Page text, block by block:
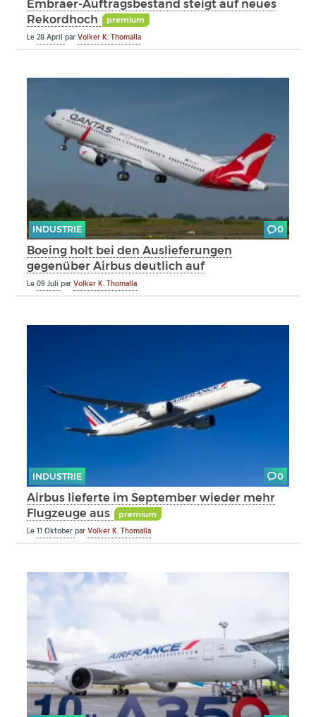
Embraer-Auftragsbestand steigt auf neues
Rekordhoch
premium
Le28 AprilparVolker K. Thomalla
INDUSTRIE 0
Boeing holt bei den Auslieferungen
gegenüber Airbus deutlich auf
Le09 JuliparVolker K. Thomalla
INDUSTRIE 0
Airbus lieferte im September wieder mehr
Flugzeuge aus
premium
Le11 OktoberparVolker K. Thomalla